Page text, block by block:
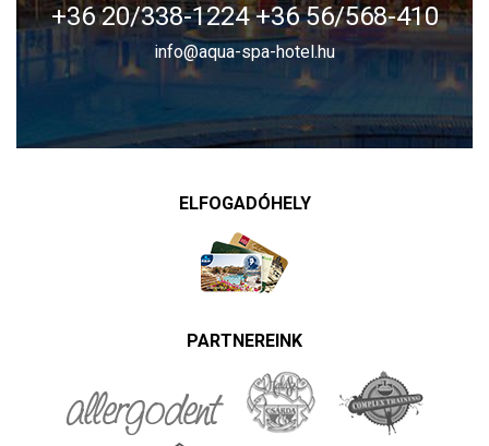
+36 20/338-1224+36 56/568-410
info@aqua-spa-hotel.hu
ELFOGADÓHELY
PARTNEREINK